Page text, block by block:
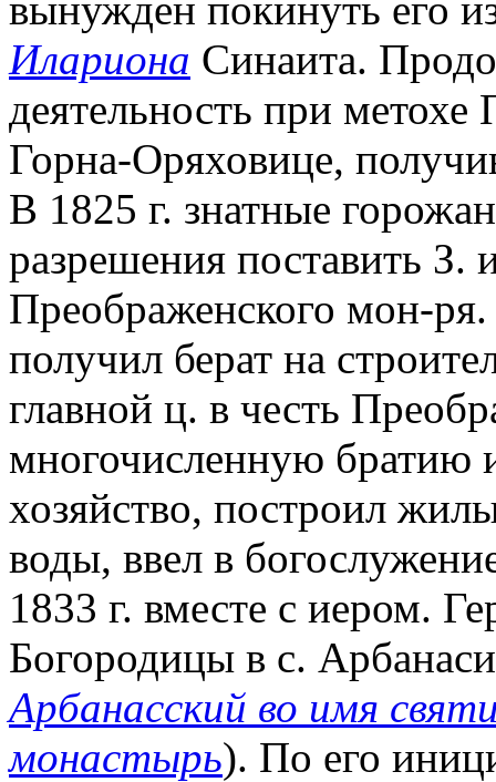
Илариона Синаита.
деятельность при
Горна-Оряховице,
В 1825 г. знатные
разрешения поставить З.
Преображенского мон-
получил берат на
главной ц. в честь
многочисленную братию
хозяйство, построил
воды, ввел в
1833 г. вместе с иером.
Богородицы в с.
Арбанасский во имя
монастырь). По его